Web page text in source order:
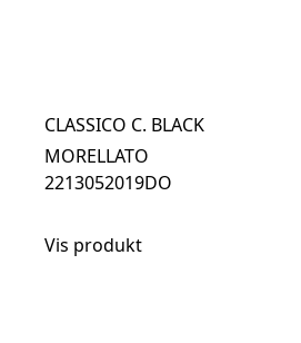
CLASSICO C. BLACK
MORELLATO
2213052019DO
Vis produkt